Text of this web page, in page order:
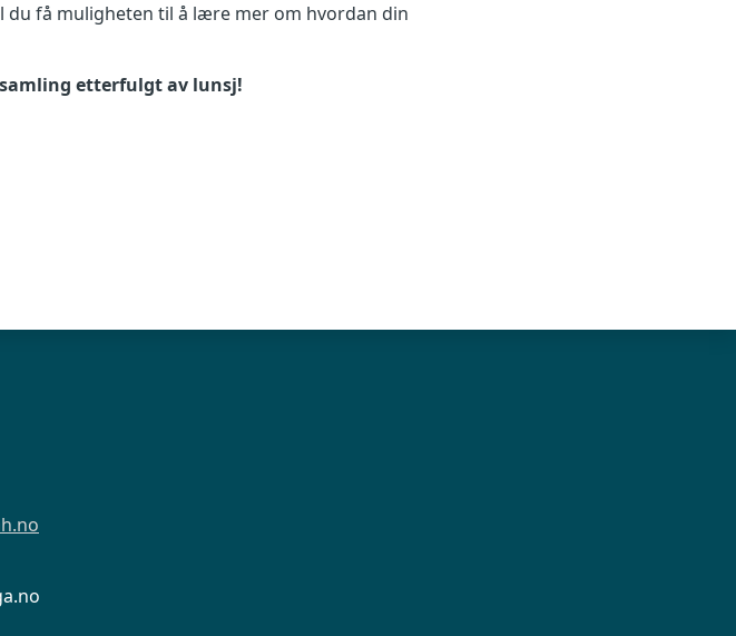
du få muligheten til å lære mer om hvordan din
etterfulgt av lunsj!